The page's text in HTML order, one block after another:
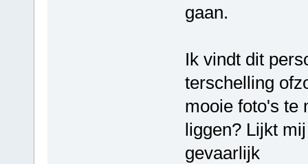
gaan.
Ik vindt dit
terschelling
mooie foto's te
liggen? Lijkt
gevaarlijk